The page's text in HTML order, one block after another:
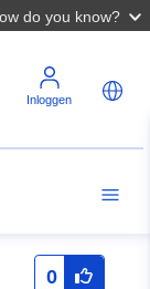
do you know?
Inloggen
0